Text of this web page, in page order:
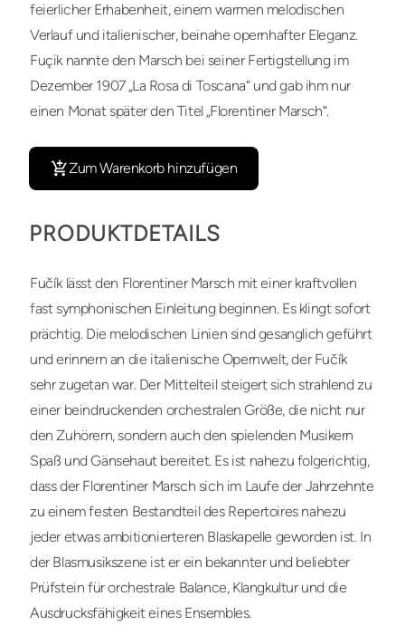
feierlicher Erhabenheit, einem warmen melodischen
Verlauf und italienischer, beinahe opernhafter Eleganz.
Fuçik nannte den Marsch bei seiner Fertigstellung im
Dezember 1907 „La Rosa di Toscana“ und gab ihm nur
einen Monat später den Titel „Florentiner Marsch“.
Zum Warenkorb hinzufügen
PRODUKTDETAILS
Fučík lässt den Florentiner Marsch mit einer kraftvollen
fast symphonischen Einleitung beginnen. Es klingt sofort
prächtig. Die melodischen Linien sind gesanglich geführt
und erinnern an die italienische Opernwelt, der Fučík
sehr zugetan war. Der Mittelteil steigert sich strahlend zu
einer beindruckenden orchestralen Größe, die nicht nur
den Zuhörern, sondern auch den spielenden Musikern
Spaß und Gänsehaut bereitet. Es ist nahezu folgerichtig,
dass der Florentiner Marsch sich im Laufe der Jahrzehnte
zu einem festen Bestandteil des Repertoires nahezu
jeder etwas ambitionierteren Blaskapelle geworden ist. In
der Blasmusikszene ist er ein bekannter und beliebter
Prüfstein für orchestrale Balance, Klangkultur und die
Ausdrucksfähigkeit eines Ensembles.